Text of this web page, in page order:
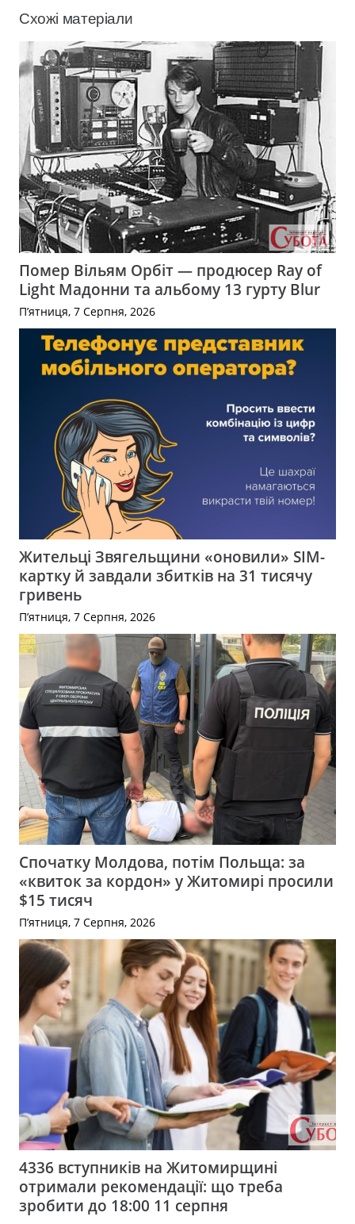
Схожі матеріали
Помер Вільям Орбіт — продюсер Ray of
Light Мадонни та альбому 13 гурту Blur
П’ятниця, 7 Серпня, 2026
Жительці Звягельщини «оновили» SIM-
картку й завдали збитків на 31 тисячу
гривень
П’ятниця, 7 Серпня, 2026
Спочатку Молдова, потім Польща: за
«квиток за кордон» у Житомирі просили
$15 тисяч
П’ятниця, 7 Серпня, 2026
4336 вступників на Житомирщині
отримали рекомендації: що треба
зробити до 18:00 11 серпня